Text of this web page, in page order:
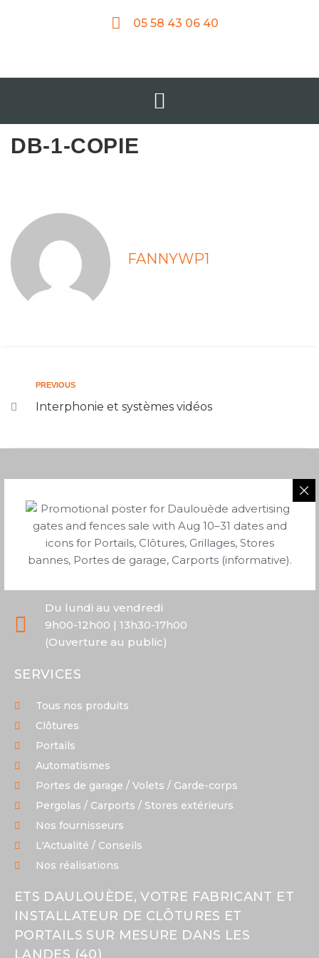
05 58 43 06 40
DB-1-COPIE
FANNYWP1
PREVIOUS
Interphonie et systèmes vidéos
05 58 43 06 40
2 route de Saubion
Du lundi au vendredi
9h00-12h00 | 13h30-17h00
(Ouverture au public)
SERVICES
Tous nos produits
Clôtures
Portails
Automatismes
Portes de garage / Volets / Garde-corps
Pergolas / Carports / Stores extérieurs
Nos fournisseurs
L'Actualité / Conseils
Nos réalisations
ETS DAULOUÈDE, VOTRE FABRICANT ET
INSTALLATEUR DE CLÔTURES ET
PORTAILS SUR MESURE DANS LES
LANDES (40)